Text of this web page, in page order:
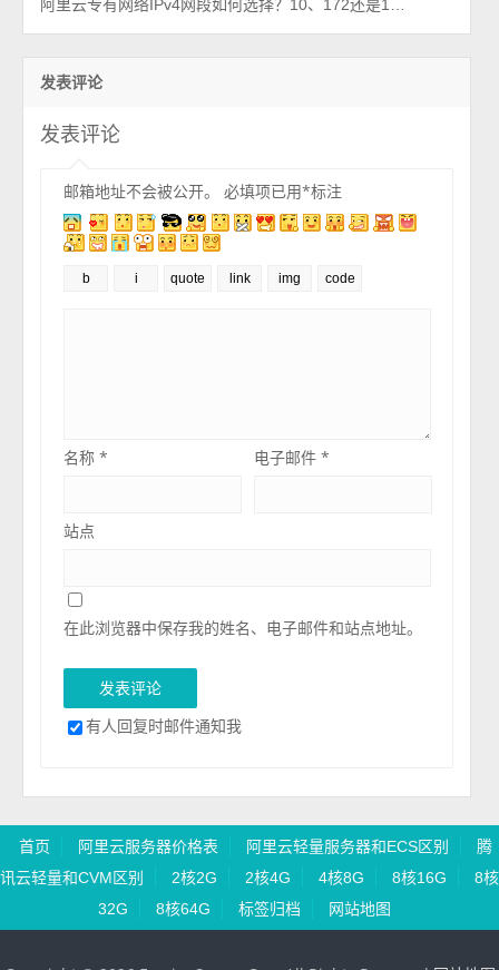
发表评论
发表评论
邮箱地址不会被公开。 必填项已用*标注
名称* 电子邮件*
站点
在此浏览器中保存我的姓名、电子邮件和站点地址。
有人回复时邮件通知我
首页 阿里云服务器价格表 阿里云轻量服务器和ECS区别
腾
讯云轻量和CVM区别
2核2G 2核4G 4核8G 8核16G
8核
32G
8核64G 标签归档 网站地图